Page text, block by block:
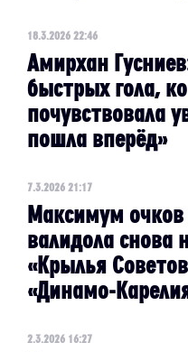
18.3.2026 22:46
Амирхан
быстрых гола,
почувствовала
пошла вперёд»
7.3.2026 21:17
Максимум
валидола снова
«Крылья
«Динамо-
2.3.2026 16:27